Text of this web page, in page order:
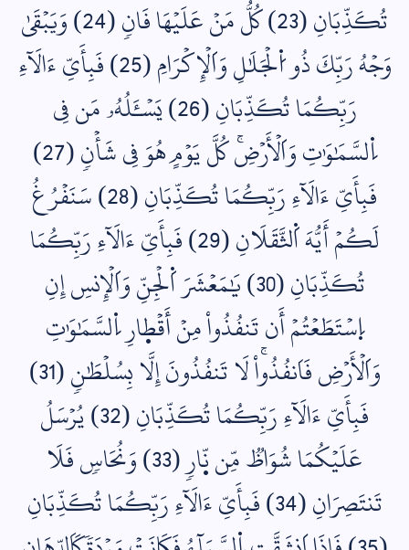
تُكَذِّبَانِ (23) كُلُّ مَنۡ عَلَيۡهَا فَانٖ (24) وَيَبۡقَىٰ
وَجۡهُ رَبِّكَ ذُو اُ۬لۡجَلَٰلِ وَاَلۡإِكۡرَامِ (25) فَبِأَيِّ ءَالَآءِ
رَبِّكُمَا تُكَذِّبَانِ (26) يَسۡـَٔلُهُۥ مَن فِي
اِ۬لسَّمَٰوَٰتِ وَاَلۡأَرۡضِۚ كُلَّ يَوۡمٍ هُوَ فِي شَأۡنٖ (27)
فَبِأَيِّ ءَالَآءِ رَبِّكُمَا تُكَذِّبَانِ (28) سَنَفۡرُغُ
لَكُمۡ أَيُّهَ اَ۬لثَّقَلَانِ (29) فَبِأَيِّ ءَالَآءِ رَبِّكُمَا
تُكَذِّبَانِ (30) يَٰمَعۡشَرَ اَ۬لۡجِنِّ وَاَلۡإِنسِ إِنِ
اِ۪سۡتَطَعۡتُمۡ أَن تَنفُذُواْ مِنۡ أَقۡط۪ارِ اِ۬لسَّمَٰوَٰتِ
وَاَلۡأَرۡضِ فَاَنفُذُواْۚ لَا تَنفُذُونَ إِلَّا بِسُلۡطَٰنٖ (31)
فَبِأَيِّ ءَالَآءِ رَبِّكُمَا تُكَذِّبَانِ (32) يُرۡسَلُ
عَلَيۡكُمَا شُوَاظٞ مِّن نّ۪ارٖ (33) وَنُحَاسٖ فَلَا
تَنتَصِرَانِ (34) فَبِأَيِّ ءَالَآءِ رَبِّكُمَا تُكَذِّبَانِ